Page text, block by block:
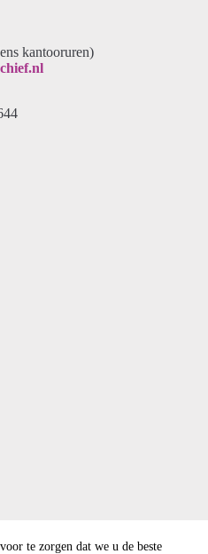
te zorgen dat we u de beste
kantooruren)